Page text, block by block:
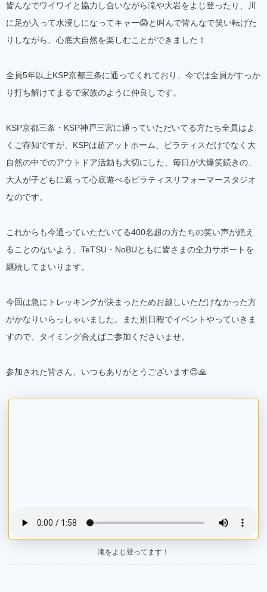
皆んなでワイワイと協力し合いながら滝や大岩をよじ登ったり、川
に足が入って水浸しになってキャー😱と叫んで皆んなで笑い転げた
りしながら、心底大自然を楽しむことができました！
全員5年以上KSP京都三条に通ってくれており、今では全員がすっか
り打ち解けてまるで家族のように仲良しです。
KSP京都三条・KSP神戸三宮に通っていただいてる方たち全員はよ
くご存知ですが、KSPは超アットホーム、ピラティスだけでなく大
自然の中でのアウトドア活動も大切にした、毎日が大爆笑続きの、
大人が子どもに返って心底遊べるピラティスリフォーマースタジオ
なのです。
これからも今通っていただいてる400名超の方たちの笑い声が絶え
ることのないよう、TeTSU・NoBUともに皆さまの全力サポートを
継続してまいります。
今回は急にトレッキングが決まったためお越しいただけなかった方
がかなりいらっしゃいました。また別日程でイベントやっていきま
すので、タイミング合えばご参加くださいませ。
参加された皆さん、いつもありがとうございます😊🙏
滝をよじ登ってます！